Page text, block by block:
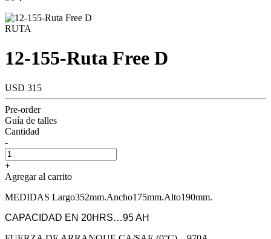
RUTA
12-155-Ruta Free D
USD 315
Pre-order
Guía de talles
Cantidad
-
+
Agregar al carrito
MEDIDAS Largo352mm.Ancho175mm.Alto190mm.
CAPACIDAD EN 20HRS…95 AH